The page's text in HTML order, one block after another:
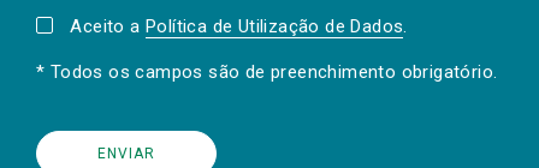
Aceito a Política de Utilização de Dados.
* Todos os campos são de preenchimento obrigatório.